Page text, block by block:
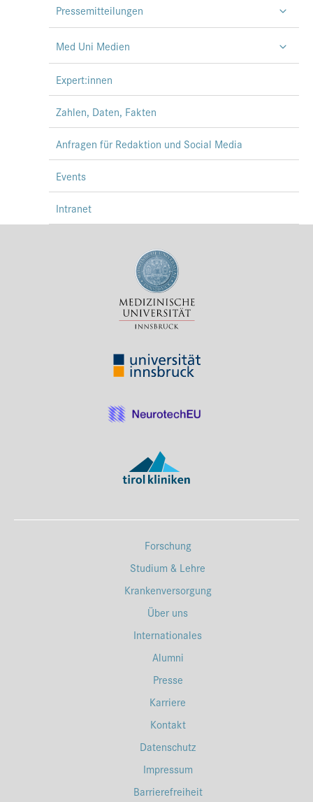
Pressemitteilungen
Med Uni Medien
Expert:innen
Zahlen, Daten, Fakten
Anfragen für Redaktion und Social Media
Events
Intranet
Forschung
Studium & Lehre
Krankenversorgung
Über uns
Internationales
Alumni
Presse
Karriere
Kontakt
Datenschutz
Impressum
Barrierefreiheit